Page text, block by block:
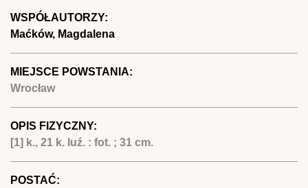
WSPÓŁAUTORZY:
Maćków, Magdalena
MIEJSCE POWSTANIA:
Wrocław
OPIS FIZYCZNY:
[1] k., 21 k. luź. : fot. ; 31 cm.
POSTAĆ: